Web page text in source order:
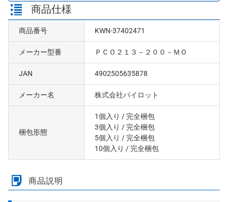
商品仕様
商品番号 KWN-37402471
メーカー型番 ＰＣＯ２１３－２００－ＭＯ
JAN 4902505635878
メーカー名 株式会社パイロット
梱包形態
1個入り / 完全梱包
3個入り / 完全梱包
5個入り / 完全梱包
10個入り / 完全梱包
商品説明